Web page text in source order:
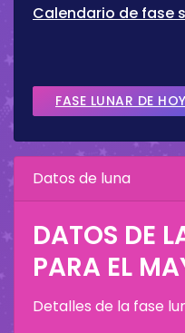
Calendario de fase
FASE LUNAR DE HOY
Datos de luna
DATOS DE
PARA EL
Detalles de la fase